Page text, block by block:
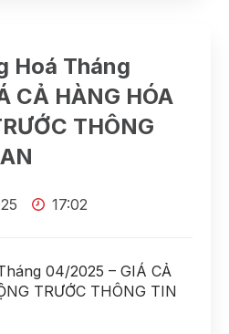
Hoá Tháng
CẢ HÀNG HÓA
THÔNG
17:02
04/2025 – GIÁ CẢ
TRƯỚC THÔNG TIN